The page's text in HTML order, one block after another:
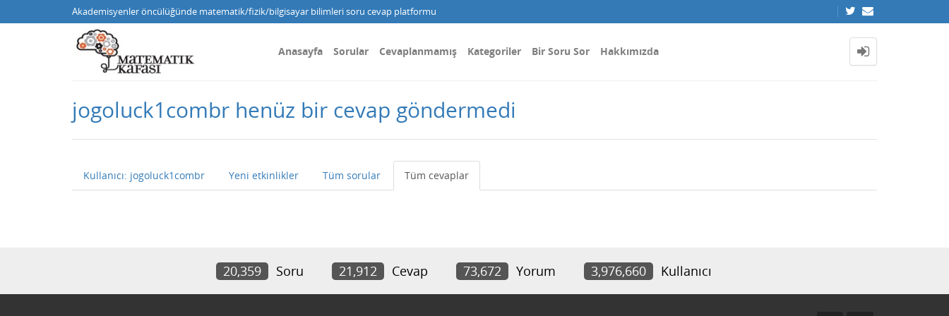
Akademisyenler öncülüğünde matematik/fizik/bilgisayar bilimleri soru cevap platformu
Anasayfa Sorular Cevaplanmamış Kategoriler Bir Soru Sor Hakkımızda
jogoluck1combr henüz bir cevap göndermedi
Kullanıcı: jogoluck1combr Yeni etkinlikler Tüm sorular Tüm cevaplar
20,359 Soru 21,912 Cevap 73,672 Yorum 3,976,660 Kullanıcı